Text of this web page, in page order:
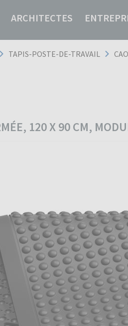
ARCHITECTES
TAPIS-POSTE-DE-TRAVAIL
120 X 90 CM,